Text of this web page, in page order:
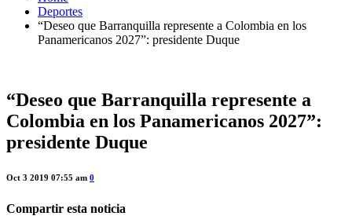
Deportes
“Deseo que Barranquilla represente a Colombia en los
Panamericanos 2027”: presidente Duque
“Deseo que Barranquilla represente a
Colombia en los Panamericanos 2027”:
presidente Duque
Oct 3 2019 07:55 am 0
Compartir esta noticia